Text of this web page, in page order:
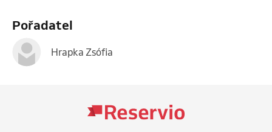
Pořadatel
Hrapka Zsófia